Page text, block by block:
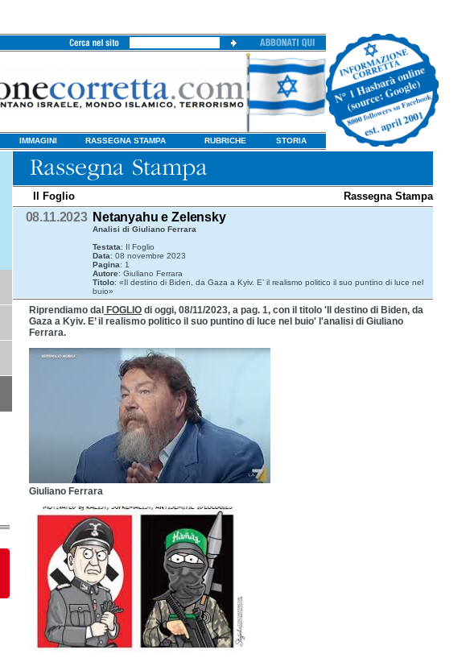
IMMAGINI RASSEGNA STAMPA RUBRICHE STORIA
Il Foglio Rassegna Stampa
08.11.2023 Netanyahu e Zelensky
Analisi di Giuliano Ferrara
Testata: Il Foglio
Data: 08 novembre 2023
Pagina: 1
Autore: Giuliano Ferrara
Titolo: «Il destino di Biden, da Gaza a Kyiv. E’ il realismo politico il suo puntino di luce nel
buio»
Riprendiamo dal FOGLIO di oggi, 08/11/2023, a pag. 1, con il titolo 'Il destino di Biden, da
Gaza a Kyiv. E’ il realismo politico il suo puntino di luce nel buio' l'analisi di Giuliano
Ferrara.
Giuliano Ferrara